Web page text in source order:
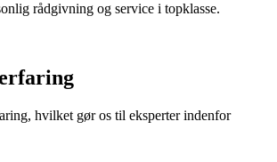
rådgivning og service i topklasse.
hvilket gør os til eksperter indenfor